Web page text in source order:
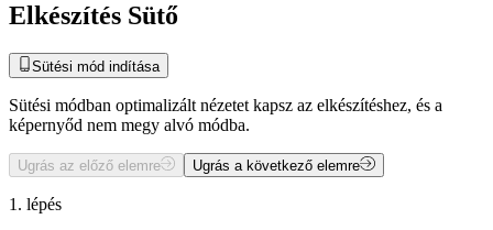
Elkészítés Sütő
Sütési mód indítása
Sütési módban optimalizált nézetet kapsz az elkészítéshez, és a
képernyőd nem megy alvó módba.
Ugrás az előző elemre Ugrás a következő elemre
1. lépés